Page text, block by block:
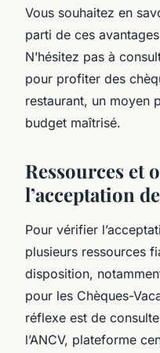
Vous souhaitez en
parti de ces
N’hésitez pas à
pour profiter des
restaurant, un moyen
budget maîtrisé.
Ressources et
l’acceptation
Pour vérifier
plusieurs ressources
disposition,
pour les Chèques-
réflexe est de
l’ANCV, plateforme